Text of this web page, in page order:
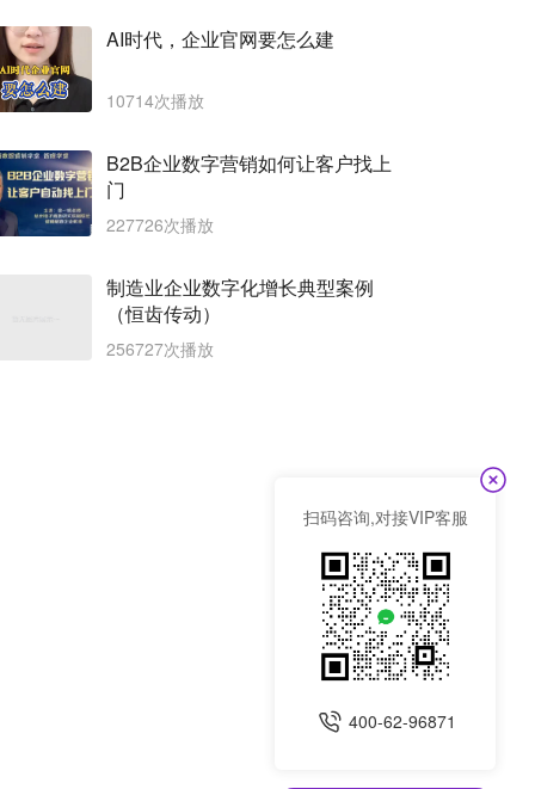
AI时代，企业官网要怎么建
10714次播放
B2B企业数字营销如何让客户找上
门
227726次播放
制造业企业数字化增长典型案例
（恒齿传动）
256727次播放
扫码咨询,对接VIP客服
400-62-96871